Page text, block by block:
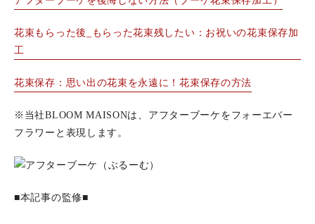
花束もらった後_もらった花束残したい：お祝いの花束保存加
工
花束保存：思い出の花束を永遠に！花束保存の方法
※当社BLOOM MAISONは、アフターブーケをフォーエバー
フラワーと表現します。
■本記事の監修■